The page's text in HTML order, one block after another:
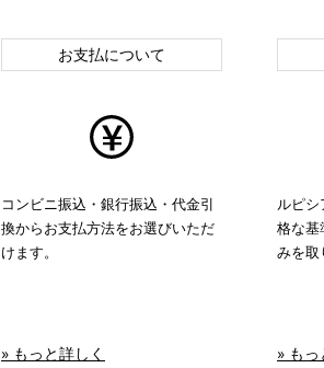
お支払について
コンビニ振込・銀行振込・代金引
換からお支払方法をお選びいただ
けます。
» もっと詳しく
ルピ
格な基
みを取
» もっ